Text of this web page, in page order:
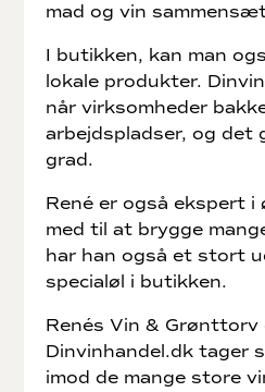
mad og vin
I butikken, kan man
lokale produkter.
når virksomheder
arbejdspladser, og det
grad.
René er også ekspert
med til at brygge
har han også et stort
specialøl i butikken.
Renés Vin & Grønttorv
Dinvinhandel.dk tager
imod de mange store